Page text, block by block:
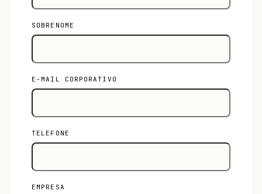
SOBRENOME
E-MAIL CORPORATIVO
TELEFONE
EMPRESA